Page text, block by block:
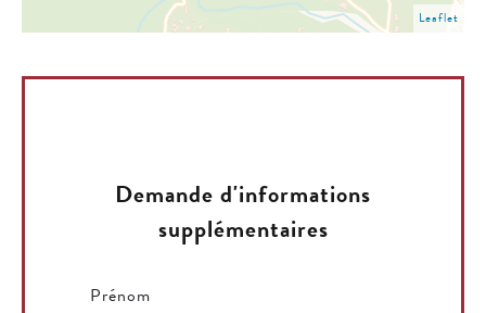
Leaflet
Demande d'informations
supplémentaires